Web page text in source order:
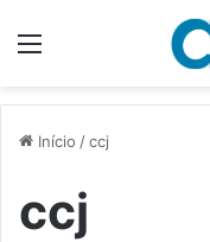
Início /ccj
ccj